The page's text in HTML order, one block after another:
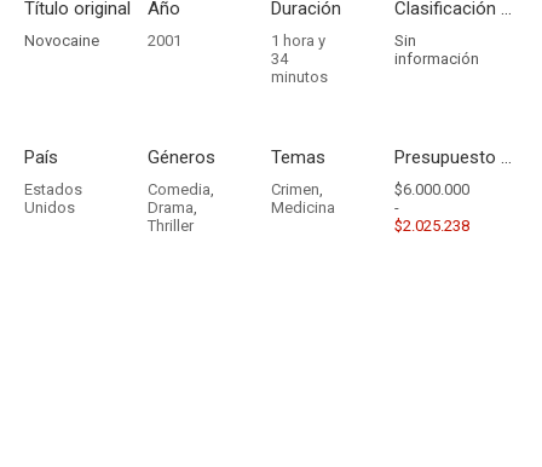
Título original
Novocaine
Año
2001
Duración
1 hora y
34
minutos
Clasificación por edades
Sin
información
País
Estados
Unidos
Géneros
Comedia,
Drama,
Thriller
Temas
Crimen,
Medicina
Presupuesto - Ingresos
$6.000.000
-
$2.025.238